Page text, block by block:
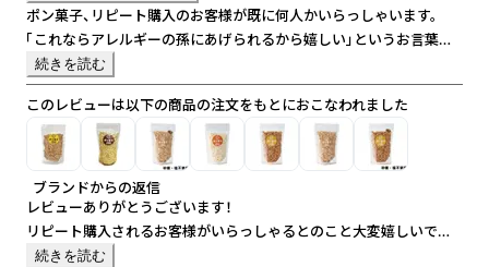
ポン菓子、リピート購入のお客様が既に何人かいらっしゃいます。
「これならアレルギーの孫にあげられるから嬉しい」というお言葉も
いただきました。
いろんな味があるのが嬉しいです。
続きを読む
このレビューは以下の商品の注文をもとにおこなわれました
ブランドからの返信
レビューありがとうございます！
リピート購入されるお客様がいらっしゃるとのこと大変嬉しいで
す！！
続きを読む